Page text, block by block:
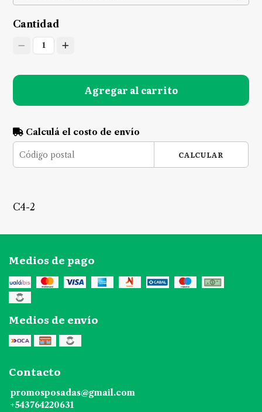
Cantidad
1
Agregar al carrito
Calculá el costo de envío
CALCULAR
C4-2
Medios de pago
Medios de envío
Contacto
promosposadas@gmail.com
+543764220631